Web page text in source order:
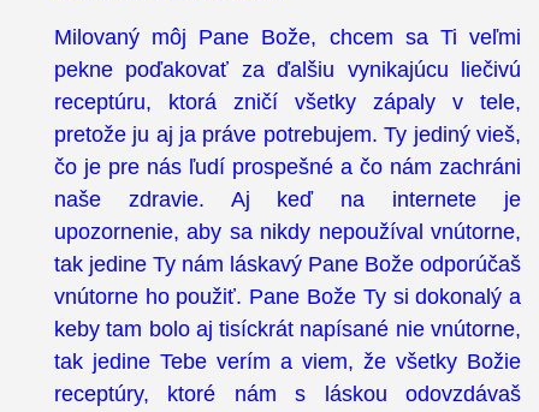
Milovaný môj Pane Bože, chcem sa Ti veľmi
pekne poďakovať za ďalšiu vynikajúcu liečivú
receptúru, ktorá zničí všetky zápaly v tele,
pretože ju aj ja práve potrebujem. Ty jediný vieš,
čo je pre nás ľudí prospešné a čo nám zachráni
naše zdravie. Aj keď na internete je
upozornenie, aby sa nikdy nepoužíval vnútorne,
tak jedine Ty nám láskavý Pane Bože odporúčaš
vnútorne ho použiť. Pane Bože Ty si dokonalý a
keby tam bolo aj tisíckrát napísané nie vnútorne,
tak jedine Tebe verím a viem, že všetky Božie
receptúry, ktoré nám s láskou odovzdávaš